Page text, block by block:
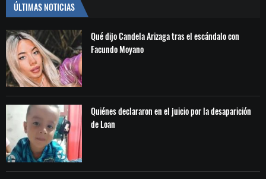
ÚLTIMAS NOTICIAS
Qué dijo Candela Arizaga tras el escándalo con
Facundo Moyano
Quiénes declararon en el juicio por la desaparición
de Loan